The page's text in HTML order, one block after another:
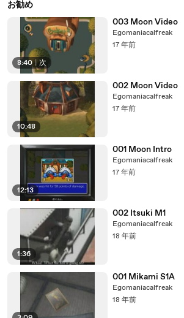
お勧め
8:40 | 次
003 Moon Video
Egomaniacalfreak
17 年前
10:48
002 Moon Video
Egomaniacalfreak
17 年前
12:13
001 Moon Intro
Egomaniacalfreak
17 年前
1:36
002 Itsuki M1
Egomaniacalfreak
18 年前
001 Mikami S1A
Egomaniacalfreak
18 年前